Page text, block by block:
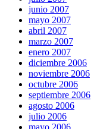
junio 2007
mayo 2007
abril 2007
marzo 2007
enero 2007
diciembre 2006
noviembre 2006
octubre 2006
septiembre 2006
agosto 2006
julio 2006
mayo 2006